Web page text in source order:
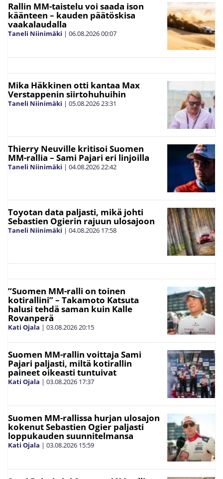
Rallin MM-taistelu voi saada ison
käänteen – kauden päätöskisa
vaakalaudalla
Taneli Niinimäki | 06.08.202600:07
Mika Häkkinen otti kantaa Max
Verstappenin siirtohuhuihin
Taneli Niinimäki | 05.08.202623:31
Thierry Neuville kritisoi Suomen
MM-rallia – Sami Pajari eri linjoilla
Taneli Niinimäki | 04.08.202622:42
Toyotan data paljasti, mikä johti
Sebastien Ogierin rajuun ulosajoon
Taneli Niinimäki | 04.08.2026 17:58
”Suomen MM-ralli on toinen
kotirallini” – Takamoto Katsuta
halusi tehdä saman kuin Kalle
Rovanperä
Kati Ojala | 03.08.202620:15
Suomen MM-rallin voittaja Sami
Pajari paljasti, miltä kotirallin
paineet oikeasti tuntuivat
Kati Ojala | 03.08.2026 17:37
Suomen MM-rallissa hurjan ulosajon
kokenut Sebastien Ogier paljasti
loppukauden suunnitelmansa
Kati Ojala | 03.08.2026 15:59